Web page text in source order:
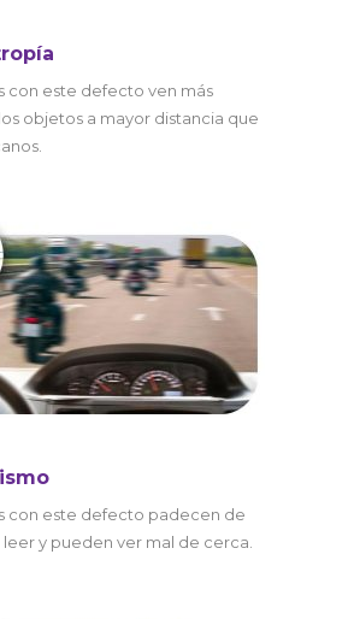
con este defecto ven más
objetos a mayor distancia que
con este defecto padecen de
leer y pueden ver mal de cerca.